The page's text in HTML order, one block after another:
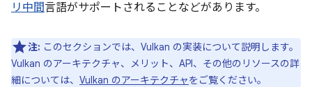
リ中間言語がサポートされることなどがあります。
注: このセクションでは、Vulkan の実装について説明します。
Vulkan のアーキテクチャ、メリット、API、その他のリソースの詳
細については、 Vulkan のアーキテクチャをご覧ください。